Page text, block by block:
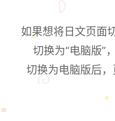
如果想将日文页面
切换为“电脑版”
切换为电脑版后